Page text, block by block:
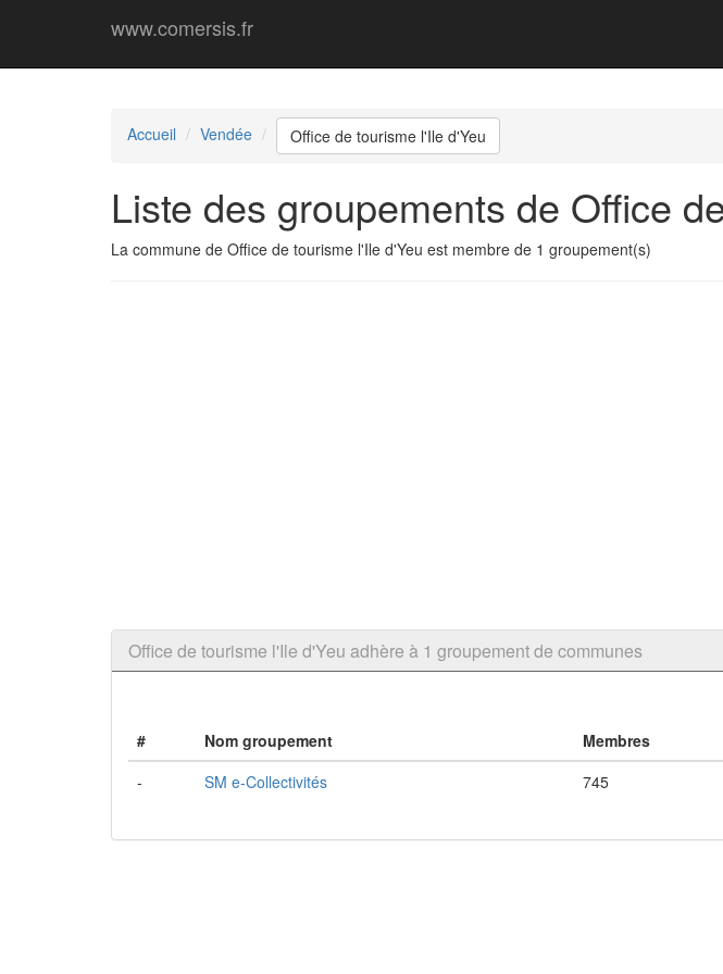
www.comersis.fr
Accueil Vendée Office de tourisme l'Ile d'Yeu
Liste des groupements de Office
La commune de Office de tourisme l'Ile d'Yeu est membre de 1 groupement(s)
Office de tourisme l'Ile d'Yeu adhère à 1 groupement de communes
# Nom groupement Membres
-
SM e-Collectivités 745